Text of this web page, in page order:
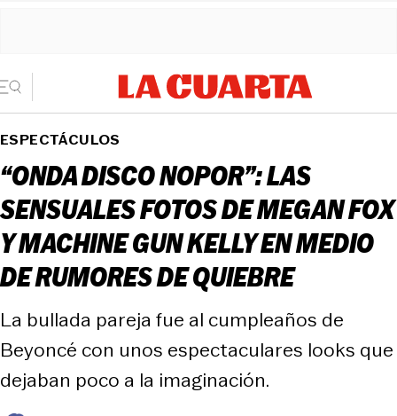
ESPECTÁCULOS
“ONDA DISCO NOPOR”: LAS
SENSUALES FOTOS DE MEGAN FOX
Y MACHINE GUN KELLY EN MEDIO
DE RUMORES DE QUIEBRE
La bullada pareja fue al cumpleaños de
Beyoncé con unos espectaculares looks que
dejaban poco a la imaginación.